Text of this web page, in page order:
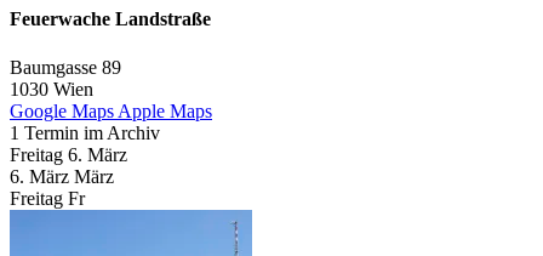
Feuerwache Landstraße
Baumgasse 89
1030 Wien
Google Maps Apple Maps
1 Termin im Archiv
Freitag 6. März
6. März März
Freitag Fr